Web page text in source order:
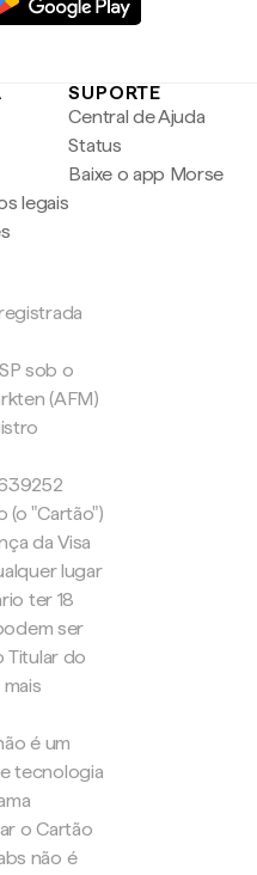
legais
SUPORTE
Central de Ajuda
Status
Baixe o app Morse
sob o
(AFM)
(o "Cartão")
da Visa
lugar
ter 18
ser
Titular do
é um
tecnologia
o Cartão
não é